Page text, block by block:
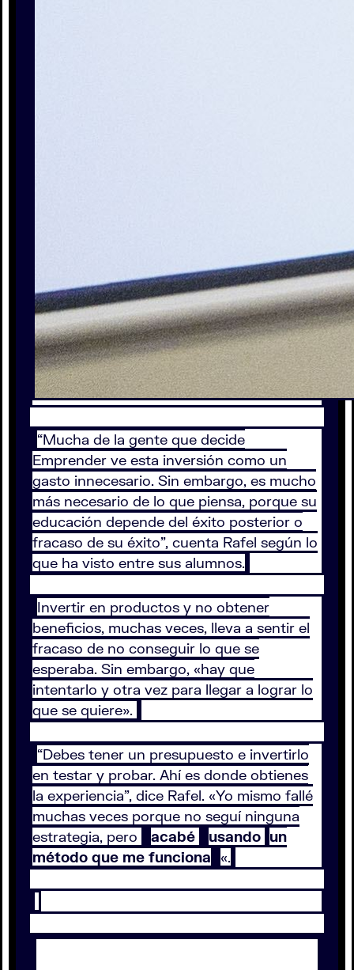
“Mucha de la gente que decide
Emprender ve esta inversión como un
gasto innecesario. Sin embargo, es mucho
más necesario de lo que piensa, porque su
educación depende del éxito posterior o
fracaso de su éxito”, cuenta Rafel según lo
que ha visto entre sus alumnos.
Invertir en productos y no obtener
beneficios, muchas veces, lleva a sentir el
fracaso de no conseguir lo que se
esperaba. Sin embargo, «hay que
intentarlo y otra vez para llegar a lograr lo
que se quiere».
“Debes tener un presupuesto e invertirlo
en testar y probar. Ahí es donde obtienes
la experiencia”, dice Rafel. «Yo mismo fallé
muchas veces porque no seguí ninguna
estrategia, pero
acabé usando un
método que me funciona «.